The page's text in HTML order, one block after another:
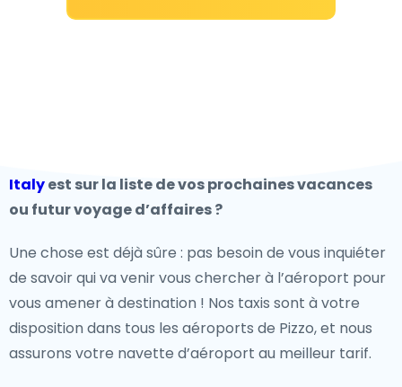
Italyest sur la liste de vos prochaines vacances
ou futur voyage d’affaires ?
Une chose est déjà sûre : pas besoin de vous inquiéter
de savoir qui va venir vous chercher à l’aéroport pour
vous amener à destination ! Nos taxis sont à votre
disposition dans tous les aéroports de Pizzo, et nous
assurons votre navette d’aéroport au meilleur tarif.